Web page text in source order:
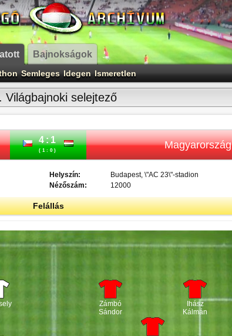
Bajnokságok
Semleges Idegen Ismeretlen
Világbajnoki selejtező
4:1
(1:0) Magyarország
Helyszín:
Budapest, \"AC 23\"-stadion
Nézőszám: 12000
Felállás
Ihász
Kálmán
Zámbó
Sándor